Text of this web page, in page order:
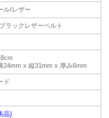
ル/レザー
ラックレザーベルト
24mm x 縦31mm x 厚み6mm
ド
品)